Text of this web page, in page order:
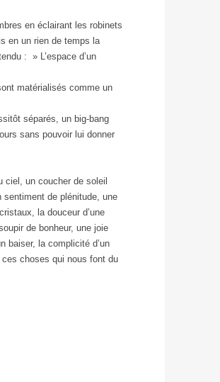
en éclairant les robinets
en un rien de temps la
: » L’espace d’un
matérialisés comme un
séparés, un big-bang
sans pouvoir lui donner
ciel, un coucher de soleil
de plénitude, une
la douceur d’une
de bonheur, une joie
baiser, la complicité d’un
choses qui nous font du